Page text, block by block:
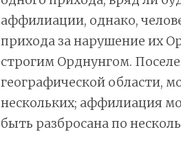
аффилиации, однако,
прихода за нарушение их
строгим Орднунгом.
географической области,
нескольких; аффилиация
быть разбросана по